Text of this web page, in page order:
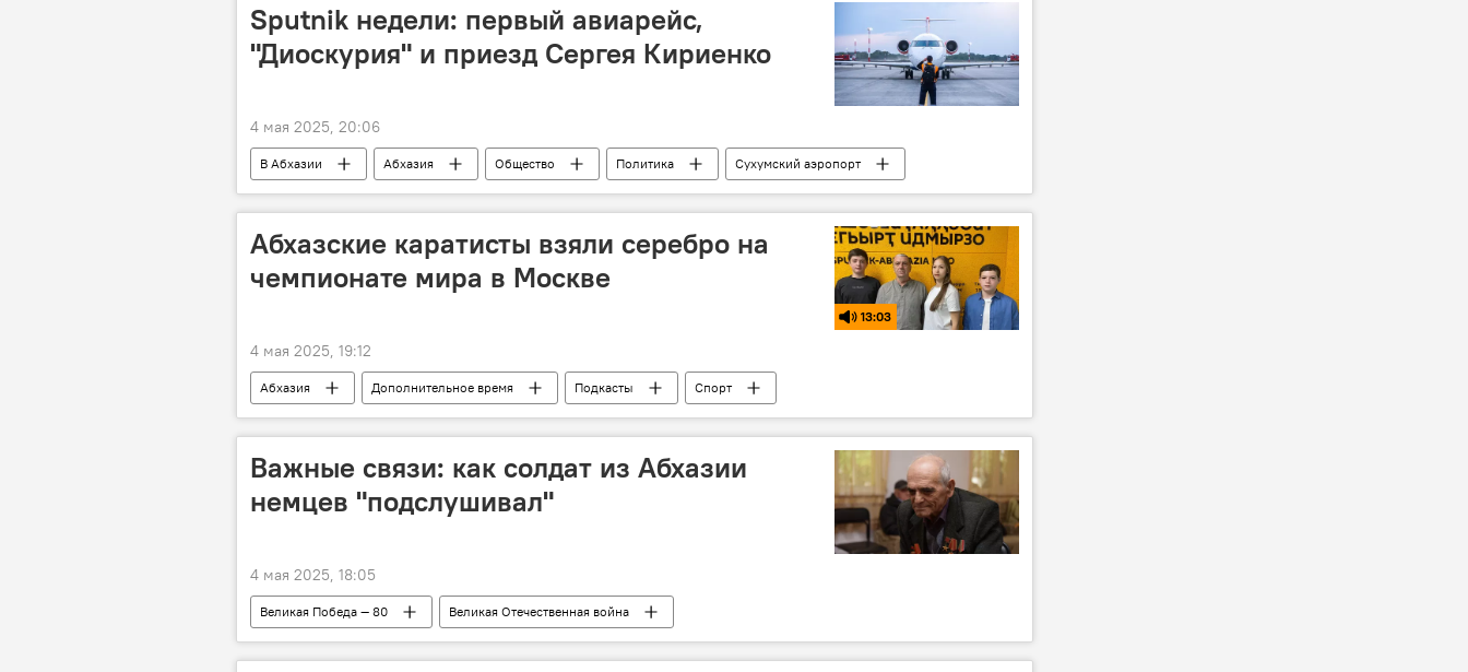
Sputnik недели: первый авиарейс,
"Диоскурия" и приезд Сергея Кириенко
4 мая 2025, 20:06
В Абхазии Абхазия Общество Политика Сухумский аэропорт
Абхазские каратисты взяли серебро на
чемпионате мира в Москве
13:03
4 мая 2025, 19:12
Абхазия Дополнительное время Подкасты Спорт
Важные связи: как солдат из Абхазии
немцев "подслушивал"
4 мая 2025, 18:05
Великая Победа — 80
Великая Отечественная война
80-летие Победы в Великой Отечественной войне
Лица Победы Абхазия